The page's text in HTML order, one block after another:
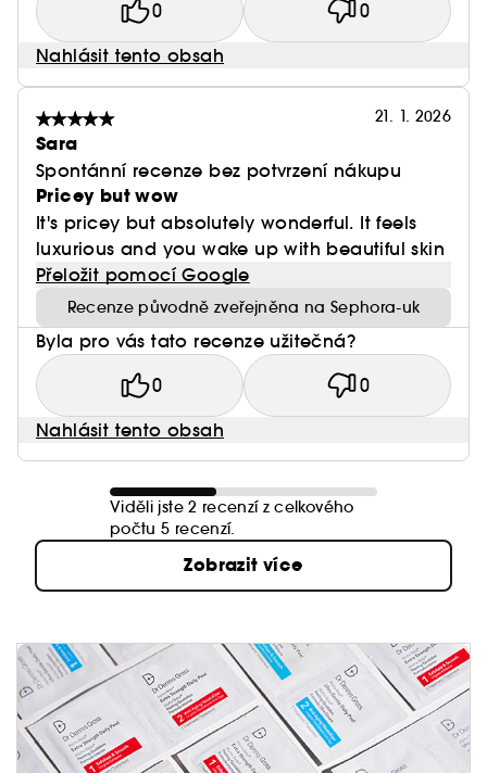
0 0
Nahlásit tento obsah
21. 1. 2026
Sara
Spontánní recenze bez potvrzení nákupu
Pricey but wow
It's pricey but absolutely wonderful. It feels
luxurious and you wake up with beautiful skin
Přeložit pomocí Google
Recenze původně zveřejněna na Sephora-uk
Byla pro vás tato recenze užitečná?
0 0
Nahlásit tento obsah
Viděli jste 2 recenzí z celkového
počtu 5 recenzí.
Zobrazit více